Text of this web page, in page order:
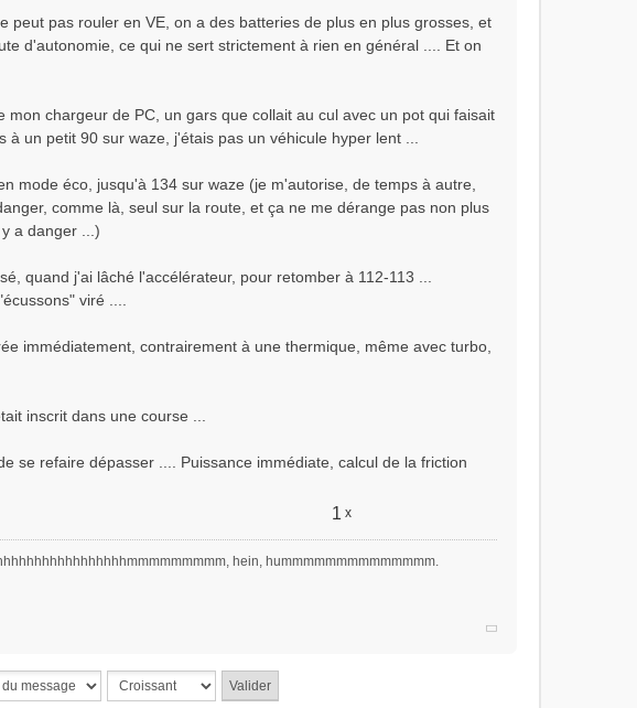
peut pas rouler en VE, on a des batteries de plus en plus grosses, et
d'autonomie, ce qui ne sert strictement à rien en général .... Et on
chargeur de PC, un gars que collait au cul avec un pot qui faisait
un petit 90 sur waze, j'étais pas un véhicule hyper lent ...
mode éco, jusqu'à 134 sur waze (je m'autorise, de temps à autre,
comme là, seul sur la route, et ça ne me dérange pas non plus
a danger ...)
quand j'ai lâché l'accélérateur, pour retomber à 112-113 ...
viré ....
immédiatement, contrairement à une thermique, même avec turbo,
inscrit dans une course ...
se refaire dépasser .... Puissance immédiate, calcul de la friction
1 x
hein, hummmmmmmmmmmmmm.